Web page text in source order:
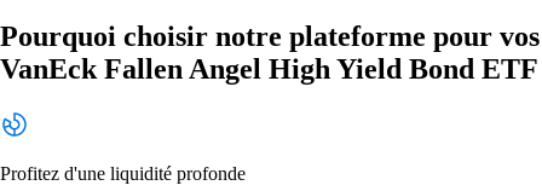
Pourquoi choisir notre plateforme pour vos
VanEck Fallen Angel High Yield Bond ETF
Profitez d'une liquidité profonde